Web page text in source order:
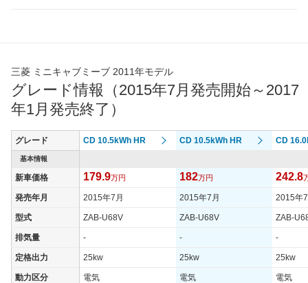
三菱 ミニキャブミーブ 2011年モデル
グレード情報（2015年7月発売開始～2017
年1月発売終了）
グレード CD 10.5kWh HR CD 10.5kWh HR CD
基本情報
新車価格 179.9万円 182万円 242.8
発売年月 2015年7月 2015年7月 2015年
型式 ZAB-U68V ZAB-U68V ZAB-
排気量 - - -
定格出力 25kw 25kw 25kw
動力区分 電気 電気 電気